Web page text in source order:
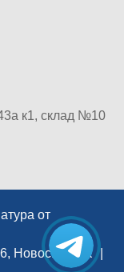
к1, склад №10
от
Новосибирск |